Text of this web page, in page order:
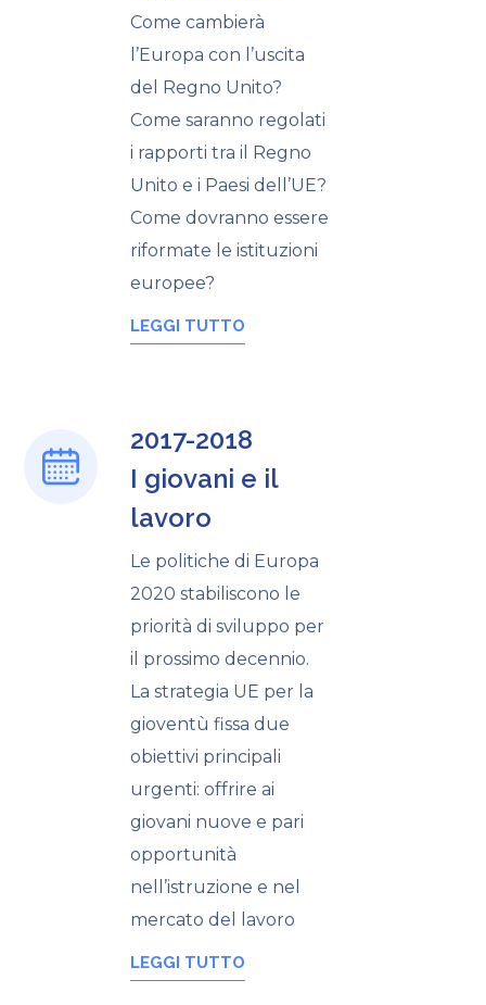
Come cambierà
l’Europa con l’uscita
del Regno Unito?
Come saranno regolati
i rapporti tra il Regno
Unito e i Paesi dell’UE?
Come dovranno essere
riformate le istituzioni
europee?
LEGGI TUTTO
2017-2018
I giovani e il
lavoro
Le politiche di Europa
2020 stabiliscono le
priorità di sviluppo per
il prossimo decennio.
La strategia UE per la
gioventù fissa due
obiettivi principali
urgenti: offrire ai
giovani nuove e pari
opportunità
nell’istruzione e nel
mercato del lavoro
LEGGI TUTTO